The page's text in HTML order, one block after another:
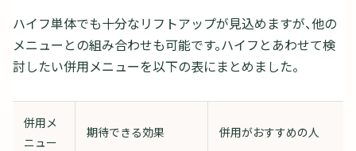
ハイフ単体でも十分なリフトアップが見込めますが、他の
メニューとの組み合わせも可能です。ハイフとあわせて検
討したい併用メニューを以下の表にまとめました。
併用メ
ニュー
期待できる効果 併用がおすすめの人